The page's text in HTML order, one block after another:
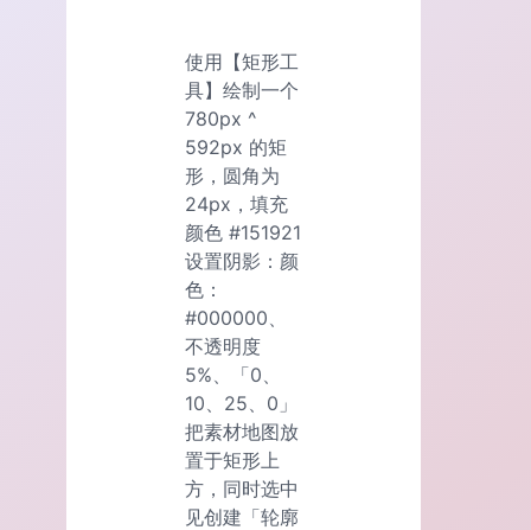
使用【矩形工
具】绘制一个
780px ^
592px 的矩
形，圆角为
24px，填充
颜色 #151921
设置阴影：颜
色：
#000000、
不透明度
5%、「0、
10、25、0」
把素材地图放
置于矩形上
方，同时选中
见创建「轮廓